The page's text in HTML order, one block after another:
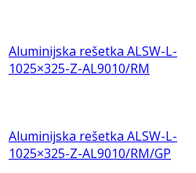
Aluminijska rešetka ALSW-L-
1025×325-Z-AL9010/RM
Aluminijska rešetka ALSW-L-
1025×325-Z-AL9010/RM/GP